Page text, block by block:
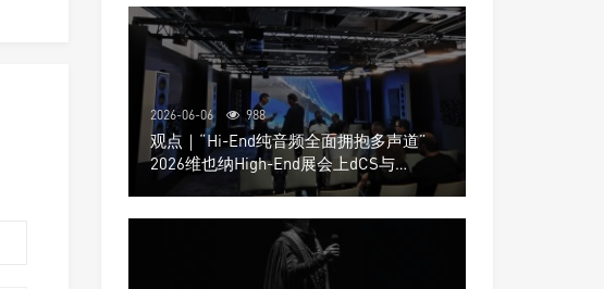
2026-06-06 988
观点｜“Hi-End纯音频全面拥抱多声道”
2026维也纳High-End展会上dCS与
Trinnov Audio搭建多声道演示系统